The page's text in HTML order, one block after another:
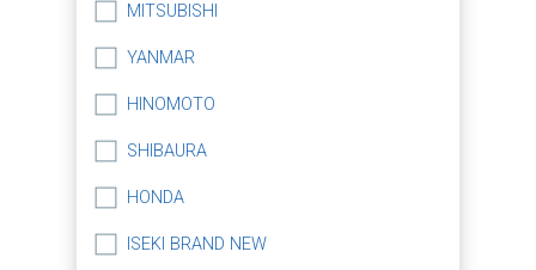
MITSUBISHI
YANMAR
HINOMOTO
SHIBAURA
HONDA
ISEKI BRAND NEW